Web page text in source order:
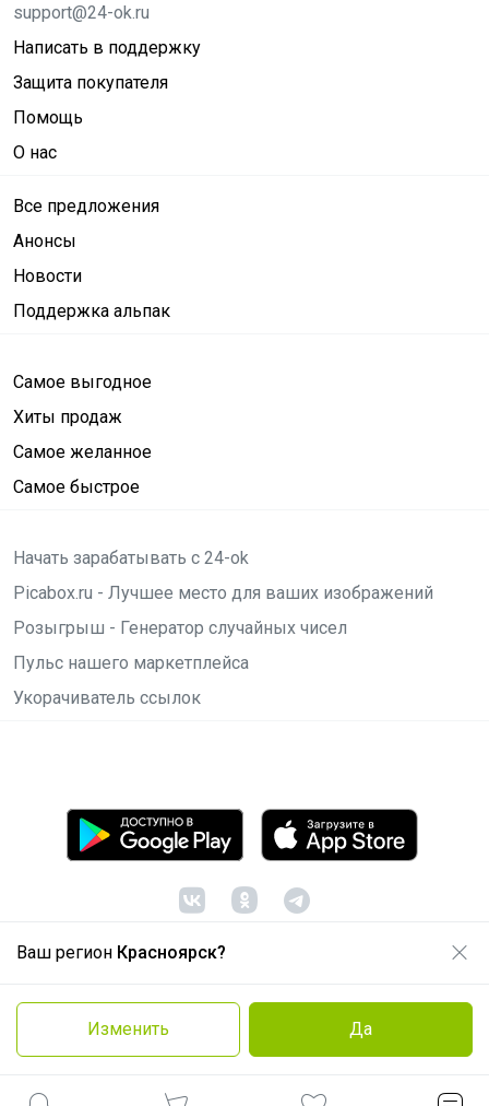
Ваш регион Красноярск?
Изменить Да
support@24-ok.ru
Написать в поддержку
Защита покупателя
Помощь
О нас
Все предложения
Анонсы
Новости
Поддержка альпак
Самое выгодное
Хиты продаж
Самое желанное
Самое быстрое
Начать зарабатывать с 24-ok
Picabox.ru - Лучшее место для ваших изображений
Розыгрыш - Генератор случайных чисел
Пульс нашего маркетплейса
Укорачиватель ссылок
© ООО "Лявита", ОГРН 1122468054070, 2012 -2026
Политика конфиденциальности
Cоглашение пользователя